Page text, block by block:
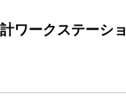
ワークステーシ